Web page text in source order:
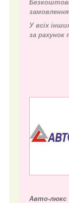
У всіх
за рахунок
Авто-люкс